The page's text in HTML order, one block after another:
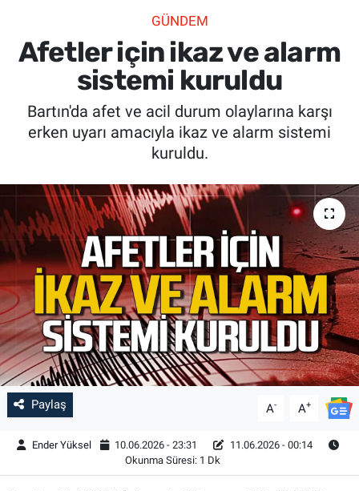
GÜNDEM
Afetler için ikaz ve alarm
sistemi kuruldu
Bartın'da afet ve acil durum olaylarına karşı
erken uyarı amacıyla ikaz ve alarm sistemi
kuruldu.
Paylaş A- A+
Ender Yüksel 10.06.2026 - 23:31
11.06.2026 - 00:14
Okunma Süresi: 1 Dk
SAĞLIK